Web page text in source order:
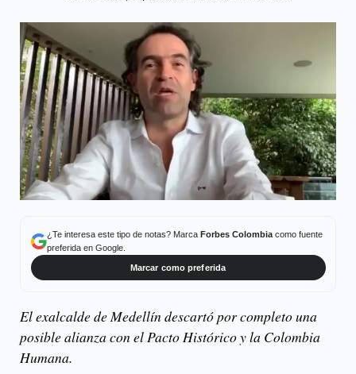
¿Te interesa este tipo de notas? Marca Forbes Colombiacomo fuente
preferida en Google.
Marcar como preferida
El exalcalde de Medellín descartó por completo una
posible alianza con el Pacto Histórico y la Colombia
Humana.